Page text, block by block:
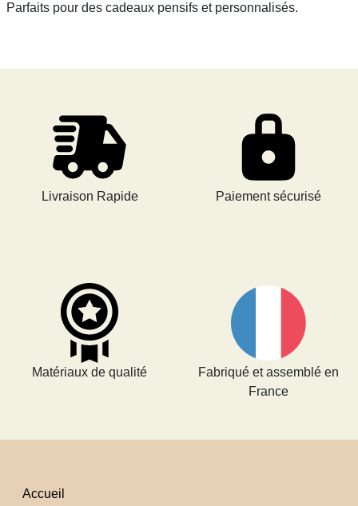
Parfaits pour des cadeaux pensifs et personnalisés.
Livraison Rapide Paiement sécurisé
Matériaux de qualité
Fabriqué et assemblé en
France
Accueil